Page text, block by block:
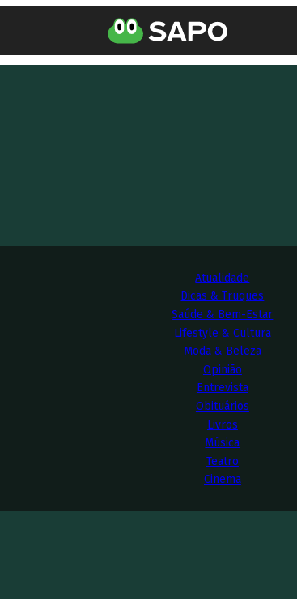
Atualidade
Dicas & Truques
Saúde & Bem-Estar
Lifestyle & Cultura
Moda & Beleza
Opinião
Entrevista
Obituários
Livros
Música
Teatro
Cinema